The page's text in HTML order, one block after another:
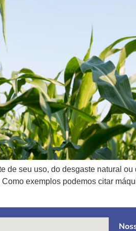
de seu uso, do desgaste natural
exemplos podemos citar